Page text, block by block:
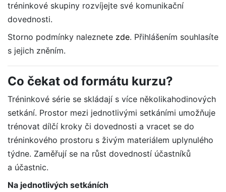
tréninkové skupiny rozvíjejte své komunikační
dovednosti.
Storno podmínky naleznete zde. Přihlášením souhlasíte
s jejich zněním.
Co čekat od formátu kurzu?
Tréninkové série se skládají s více několikahodinových
setkání. Prostor mezi jednotlivými setkáními umožňuje
trénovat dílčí kroky či dovednosti a vracet se do
tréninkového prostoru s živým materiálem uplynulého
týdne. Zaměřují se na růst dovedností účastníků
a účastnic.
Na jednotlivých setkáních